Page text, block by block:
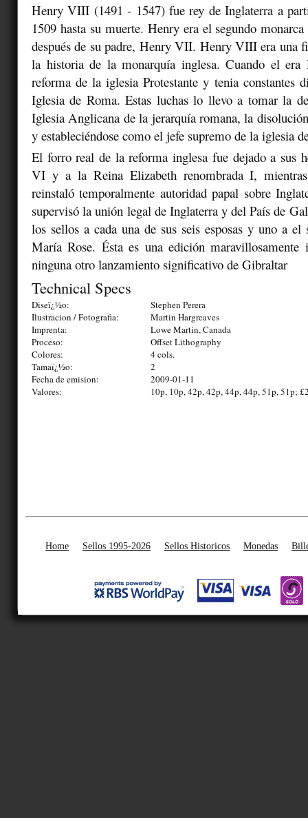
Henry VIII (1491 - 1547) fue rey de Inglaterra a
1509 hasta su muerte. Henry era el segundo
después de su padre, Henry VII. Henry VIII era una
la historia de la monarquía inglesa. Cuando el era
reforma de la iglesia Protestante y tenia constantes
Iglesia de Roma. Estas luchas lo llevo a tomar la
Iglesia Anglicana de la jerarquía romana, la
y estableciéndose como el jefe supremo de la iglesia
El forro real de la reforma inglesa fue dejado a sus
VI y a la Reina Elizabeth renombrada I,
reinstaló temporalmente autoridad papal sobre
supervisó la unión legal de Inglaterra y del País de
los sellos a cada una de sus seis esposas y uno a
María Rose. Ésta es una edición
ninguna otro lanzamiento significativo de Gibraltar
Technical Specs
Diseï¿½o:
Stephen Perera
Ilustracion / Fotografia:
Martin Hargreaves
Imprenta:
Lowe Martin, Canada
Proceso:
Offset Lithography
Colores:
4 cols.
Tamaï¿½o:
2
Fecha de emision:
2009-01-11
Valores:
10p, 10p, 42p, 42p, 44p, 44p, 51p, 51p;
Home Sellos 1995-2026 Sellos Historicos Monedas